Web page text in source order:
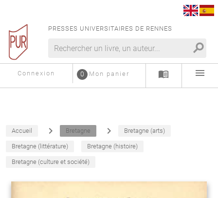
PRESSES UNIVERSITAIRES DE RENNES
search
Connexion Mon panier
0 menu_book menu
Accueil navigate_next Bretagne navigate_next Bretagne (arts)
Bretagne (littérature) Bretagne (histoire)
Bretagne (culture et société)